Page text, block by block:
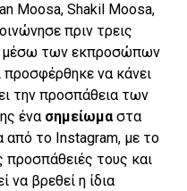
Moosa, Shakil Moosa,
πριν τρεις
μέσω των εκπροσώπων
να κάνει
την προσπάθεια των
ένα σημείωμαστα
από το Instagram, με το
προσπάθειές τους και
να βρεθεί η ίδια